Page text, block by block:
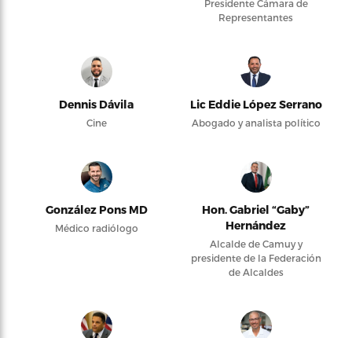
Presidente Cámara de
Representantes
Dennis Dávila
Cine
Lic Eddie López Serrano
Abogado y analista político
González Pons MD
Médico radiólogo
Hon. Gabriel “Gaby”
Hernández
Alcalde de Camuy y
presidente de la Federación
de Alcaldes